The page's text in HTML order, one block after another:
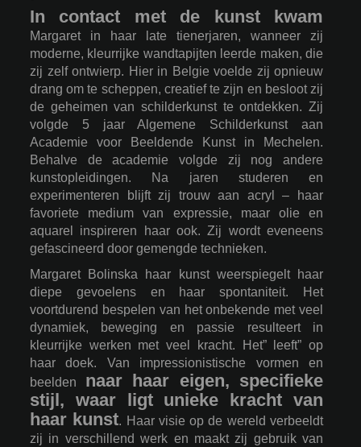
In contact met de kunst kwam
Margaret in haar late tienerjaren, wanneer zij
moderne, kleurrijke wandtapijten leerde maken, die
zij zelf ontwierp. Hier in Belgie voelde zij opnieuw
drang om te scheppen, creatief te zijn en besloot zij
de geheimen van schilderkunst te ontdekken. Zij
volgde 5 jaar Algemene Schilderkunst aan
Academie voor Beeldende Kunst in Mechelen.
Behalve de academie volgde zij nog andere
kunstopleidingen. Na jaren studeren en
experimenteren blijft zij trouw aan acryl – haar
favoriete medium van expressie, maar olie en
aquarel inspireren haar ook. Zij wordt eveneens
gefascineerd door gemengde technieken.
Margaret Bolinska haar kunst weerspiegelt haar
diepe gevoelens en haar spontaniteit. Het
voortdurend bespelen van het onbekende met veel
dynamiek, beweging en passie resulteert in
kleurrijke werken met veel kracht. Het” leeft” op
haar doek. Van impressionistische vormen en
beelden naar haar eigen, specifieke
stijl, waar ligt unieke kracht van
haar kunst. Haar visie op de wereld verbeeldt
zij in verschillend werk en maakt zij gebruik van